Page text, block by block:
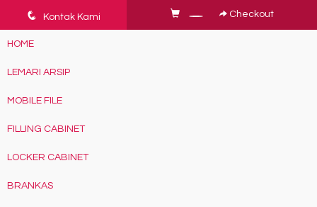
q Kontak Kami Checkout
HOME
LEMARI ARSIP
MOBILE FILE
FILLING CABINET
LOCKER CABINET
BRANKAS